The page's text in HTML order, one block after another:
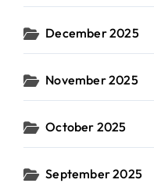
December 2025
November 2025
October 2025
September 2025